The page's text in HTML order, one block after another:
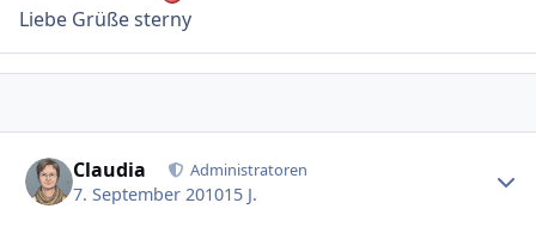
Liebe Grüße sterny
Claudia Administratoren
7. September 201015 J.